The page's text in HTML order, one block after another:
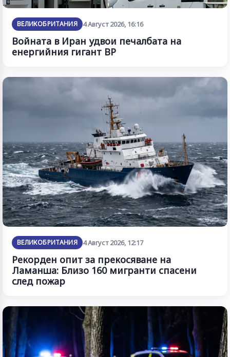
ВЕЛИКОБРИТАНИЯ 4 Август 2026, 16:16
Войната в Иран удвои печалбата на
енергийния гигант BP
ВЕЛИКОБРИТАНИЯ 4 Август 2026, 12:17
Рекорден опит за прекосяване на
Ламанша: Близо 160 мигранти спасени
след пожар